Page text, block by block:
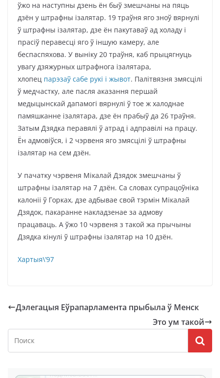
ўжо на наступны дзень ён быў змешчаны на пяць
дзён у штрафны ізалятар. 19 траўня яго зноў вярнулі
ў штрафны ізалятар, дзе ён пакутаваў ад холаду і
прасіў перавесці яго ў іншую камеру, але
беспаспяхова. У выніку 20 траўня, каб прыцягнуць
увагу дзяжурных штрафнога ізалятара,
хлопец парэзаў сабе рукі і жывот. Палітвязня змясцілі
ў медчастку, але пасля аказання першай
медыцынскай дапамогі вярнулі ў тое ж халоднае
памяшканне ізалятара, дзе ён прабыў да 26 траўня.
Затым Дзядка перавялі ў атрад і адправілі на працу.
Ён адмовіўся, і 2 чэрвеня яго змясцілі ў штрафны
ізалятар на сем дзён.
У пачатку чэрвеня Мікалай Дзядок змешчаны ў
штрафны ізалятар на 7 дзён. Са словах супрацоўніка
калоніі ў Горках, дзе адбывае свой тэрмін Мікалай
Дзядок, пакаранне накладзенае за адмову
працаваць. А ўжо 10 чэрвеня з такой жа прычыны
Дзядка кінулі ў штрафны ізалятар на 10 дзён.
Хартыя\’97
Дэлегацыя Еўрапарламента прыбыла ў Менск
Это ум такой